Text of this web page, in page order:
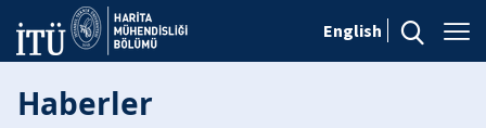
English
Haberler